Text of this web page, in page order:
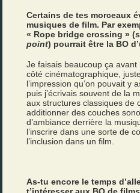
Certains de tes morceaux
musiques de film. Par
« Rope bridge crossing »
point) pourrait être la BO
Je faisais beaucoup ça avant
côté cinématographique,
l’impression qu’on pouvait y
puis j’écrivais souvent de la
aux structures classiques de
additionner des couches
d’ambiance derrière la
l’inscrire dans une sorte de
l’inclusion dans un film.
As-tu encore le temps